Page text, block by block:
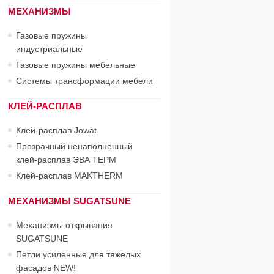
МЕХАНИЗМЫ
Газовые пружины
индустриальные
Газовые пружины мебельные
Системы трансформации мебели
КЛЕЙ-РАСПЛАВ
Клей-расплав Jowat
Прозрачный ненаполненный
клей-расплав ЭВА ТЕРМ
Клей-расплав MAKTHERM
МЕХАНИЗМЫ SUGATSUNE
Механизмы открывания
SUGATSUNE
Петли усиленные для тяжелых
фасадов NEW!